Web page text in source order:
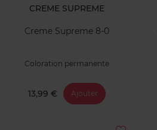
CREME SUPREME
Creme Supreme 8-0
Coloration permanente
13,99 € Ajouter